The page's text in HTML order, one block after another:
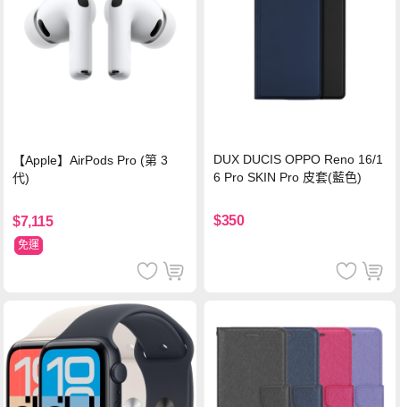
【Apple】AirPods Pro (第 3
代)
$7,115
免運
DUX DUCIS OPPO Reno 16/1
6 Pro SKIN Pro 皮套(藍色)
$350